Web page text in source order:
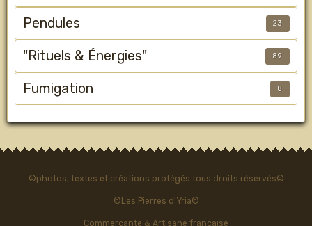
Pendules 23
"Rituels & Énergies" 89
Fumigation 8
©photos, textes et créations protégés tous droits réservés©
©Les Pierres d'Yria©
Commerçante & Artisane française